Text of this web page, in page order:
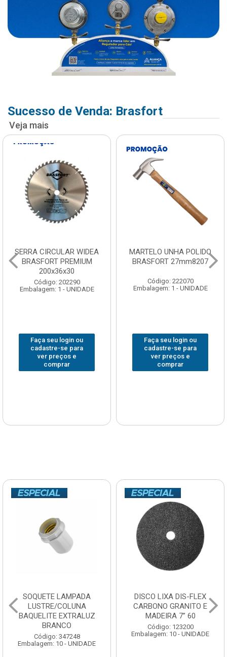
Sucesso de Venda: Brasfort
Veja mais
SERRA CIRCULAR WIDEA
BRASFORT PREMIUM
200x36x30
Código: 202290
Embalagem: 1 - UNIDADE
Faça seu login ou
cadastre-se para
ver preços e
comprar
MARTELO UNHA POLIDO
BRASFORT 27mm8207
Código: 222070
Embalagem: 1 - UNIDADE
Faça seu login ou
cadastre-se para
ver preços e
comprar
SOQUETE LAMPADA
LUSTRE/COLUNA
BAQUELITE EXTRALUZ
BRANCO
Código: 347248
Embalagem: 10 - UNIDADE
DISCO LIXA DIS-FLEX
CARBONO GRANITO E
MADEIRA 7” 60
Código: 123200
Embalagem: 10 - UNIDADE